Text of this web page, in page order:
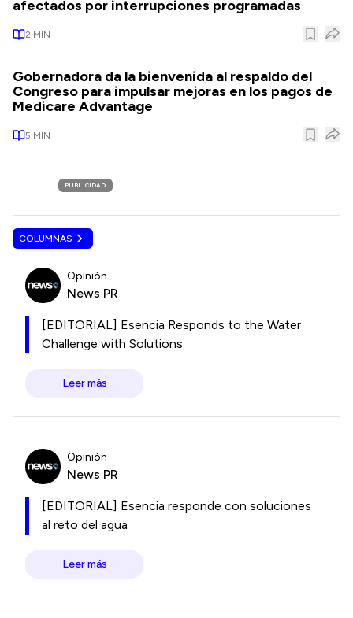
afectados por interrupciones programadas
2 MIN
Gobernadora da la bienvenida al respaldo del
Congreso para impulsar mejoras en los pagos de
Medicare Advantage
5 MIN
PUBLICIDAD
COLUMNAS
Opinión
News PR
[EDITORIAL] Esencia Responds to the Water
Challenge with Solutions
Leer más
Opinión
News PR
[EDITORIAL] Esencia responde con soluciones
al reto del agua
Leer más